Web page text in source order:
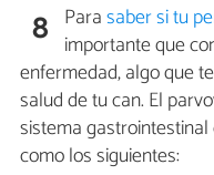
8 Parasaber si tu
importante que
enfermedad, algo que
salud de tu can. El
sistema
como los siguientes: